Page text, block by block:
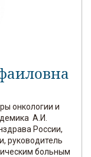
онкологии и
А.И.
России,
руководитель
больным